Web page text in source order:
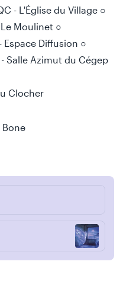
- L'Église du Village ○
Moulinet ○
Diffusion ○
Salle Azimut du Cégep
Clocher
Bone